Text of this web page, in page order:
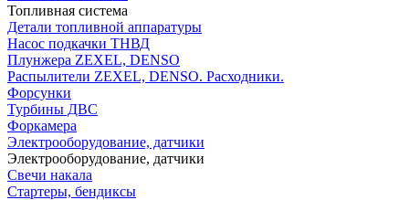
Топливная система
Детали топливной аппаратуры
Насос подкачки ТНВД
Плунжера ZEXEL, DENSO
Распылители ZEXEL, DENSO. Расходники.
Форсунки
Турбины ДВС
Форкамера
Электрооборудование, датчики
Электрооборудование, датчики
Свечи накала
Стартеры, бендиксы